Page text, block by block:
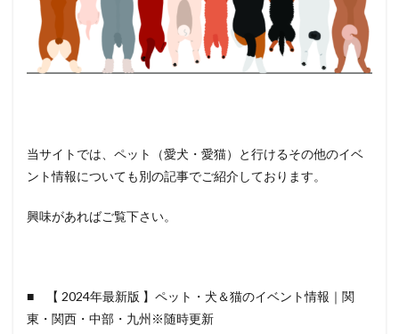
当サイトでは、ペット（愛犬・愛猫）と行けるその他のイベ
ント情報についても別の記事でご紹介しております。
興味があればご覧下さい。
■ 【 2024年最新版 】ペット・犬＆猫のイベント情報｜関
東・関西・中部・九州※随時更新